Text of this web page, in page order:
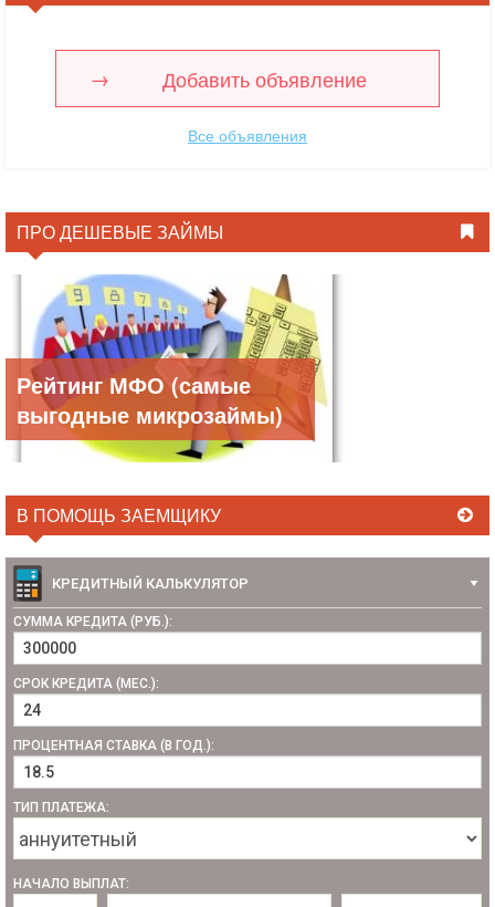
Добавить объявление
Все объявления
ПРО ДЕШЕВЫЕ ЗАЙМЫ
Рейтинг МФО (самые
выгодные микрозаймы)
В ПОМОЩЬ ЗАЕМЩИКУ
КРЕДИТНЫЙ КАЛЬКУЛЯТОР
СУММА КРЕДИТА (РУБ.):
СРОК КРЕДИТА (МЕС.):
ПРОЦЕНТНАЯ СТАВКА (В ГОД.):
ТИП ПЛАТЕЖА:
НАЧАЛО ВЫПЛАТ: